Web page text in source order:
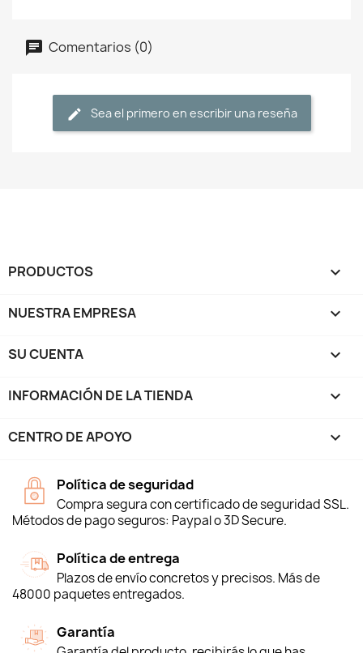
Comentarios (0)
Sea el primero en escribir una reseña
PRODUCTOS 
NUESTRA EMPRESA 
SU CUENTA 
INFORMACIÓN DE LA TIENDA keyboard_arrow_down
CENTRO DE APOYO 
Política de seguridad
Compra segura con certificado de seguridad SSL.
Métodos de pago seguros: Paypal o 3D Secure.
Política de entrega
Plazos de envío concretos y precisos. Más de
48000 paquetes entregados.
Garantía